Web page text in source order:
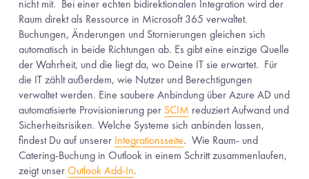
nicht mit.  Bei einer echten bidirektionalen Integration wird der
Raum direkt als Ressource in Microsoft 365 verwaltet.
Buchungen, Änderungen und Stornierungen gleichen sich
automatisch in beide Richtungen ab. Es gibt eine einzige Quelle
der Wahrheit, und die liegt da, wo Deine IT sie erwartet.  Für
die IT zählt außerdem, wie Nutzer und Berechtigungen
verwaltet werden. Eine saubere Anbindung über Azure AD und
automatisierte Provisionierung per SCIM reduziert Aufwand und
Sicherheitsrisiken. Welche Systeme sich anbinden lassen,
findest Du auf unserer Integrationsseite.  Wie Raum- und
Catering-Buchung in Outlook in einem Schritt zusammenlaufen,
zeigt unser Outlook Add-In.